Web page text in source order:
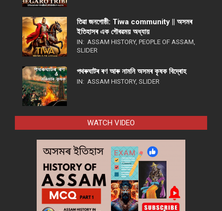
তিৱা জনগোষ্ঠী: Tiwa community || অসমৰ
ইতিহাসৰ এক গৌৰৱময় অধ্যায়
IN: ASSAM HISTORY, PEOPLE OF ASSAM,
SLIDER
পথ​ৰুঘাট​ৰ ৰণ আৰু নামনি অসম​ৰ কৃষক বিদ্ৰোহ​
IN: ASSAM HISTORY, SLIDER
WATCH VIDEO